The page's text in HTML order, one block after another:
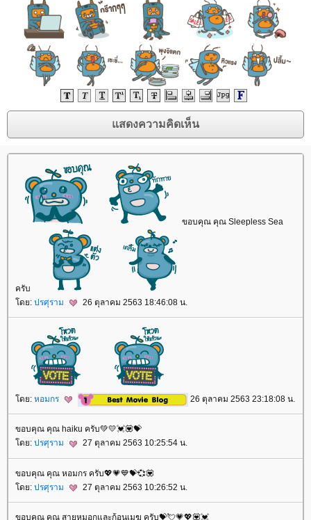
ขอบคุณ คุณ Sleepless Sea
ครับ
ดย: ปรศุราม 26 ตุลาคม 2563 18:46:08 น.
ดย: หอมกร 26 ตุลาคม 2563 23:18:08 น.
ขอบคุณ คุณ haiku ครับ💚💛💓💟💝
ดย: ปรศุราม 27 ตุลาคม 2563 10:25:54 น.
ขอบคุณ คุณ หอมกร ครับ💖💗💙💝💞💟
ดย: ปรศุราม 27 ตุลาคม 2563 10:26:52 น.
ขอบคุณ คุณ สายหมอกและก้อนเมฆ ครับ💝💘💗💖💟💓